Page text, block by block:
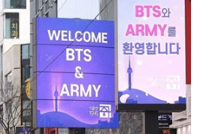
cho biết, Blockchain Global
cầu, với mong muốn chia
hơn về blockchain.